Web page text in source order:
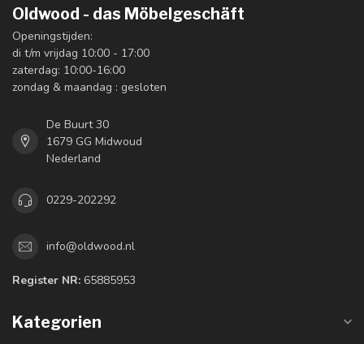
Oldwood - das Möbelgeschäft
Openingstijden:
di t/m vrijdag 10:00 - 17:00
zaterdag: 10:00-16:00
zondag & maandag : gesloten
De Buurt 30
1679 GG Midwoud
Nederland
0229-202292
info@oldwood.nl
Register NR: 65885953
Kategorien